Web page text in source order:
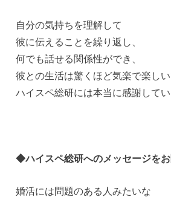
自分の気持ちを理解して
彼に伝えることを繰り返し、
何でも話せる関係性ができ、
彼との生活は驚くほど気楽で楽しい
ハイスペ総研には本当に感謝してい
◆ハイスペ総研へのメッセージを
婚活には問題のある人みたいな